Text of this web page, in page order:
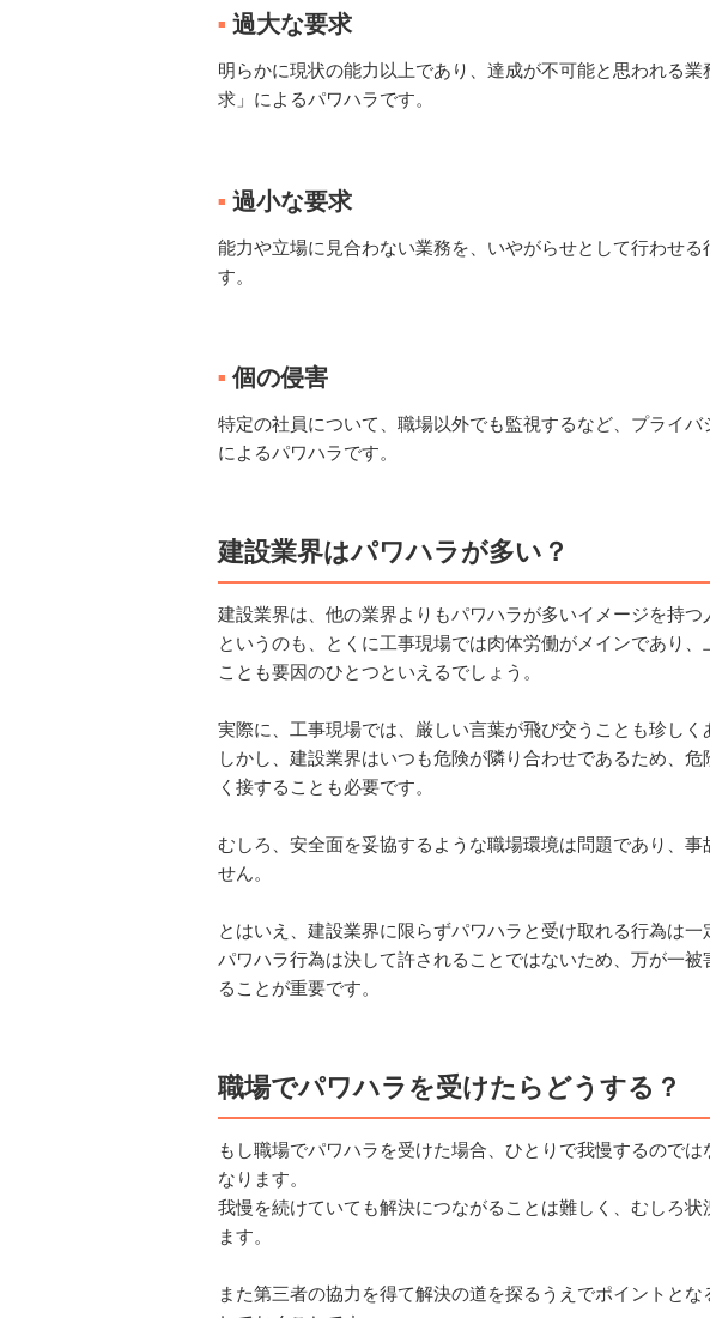
■ 過大な要求
明らかに現状の能力以上であり、達成が不可能と思われる
求」によるパワハラです。
■ 過小な要求
能力や立場に見合わない業務を、いやがらせとして行わせ
す。
■ 個の侵害
特定の社員について、職場以外でも監視するなど、プライバ
によるパワハラです。
建設業界はパワハラが多い？
建設業界は、他の業界よりもパワハラが多いイメージを持つ
というのも、とくに工事現場では肉体労働がメインであり
ことも要因のひとつといえるでしょう。
実際に、工事現場では、厳しい言葉が飛び交うことも珍しく
しかし、建設業界はいつも危険が隣り合わせであるため、
く接することも必要です。
むしろ、安全面を妥協するような職場環境は問題であり、
せん。
とはいえ、建設業界に限らずパワハラと受け取れる行為は一
パワハラ行為は決して許されることではないため、万が一
ることが重要です。
職場でパワハラを受けたらどうする？
もし職場でパワハラを受けた場合、ひとりで我慢するので
なります。
我慢を続けていても解決につながることは難しく、むしろ
ます。
また第三者の協力を得て解決の道を探るうえでポイントと